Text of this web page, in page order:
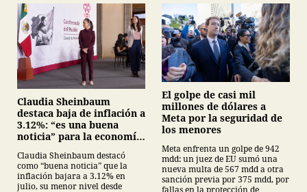
Claudia Sheinbaum
destaca baja de inflación a
3.12%: “es una buena
noticia” para la economía
Claudia Sheinbaum destacó
como “buena noticia” que la
inflación bajara a 3.12% en
julio, su menor nivel desde
El golpe de casi mil
millones de dólares a
Meta por la seguridad de
los menores
Meta enfrenta un golpe de 942
mdd: un juez de EU sumó una
nueva multa de 567 mdd a otra
sanción previa por 375 mdd, por